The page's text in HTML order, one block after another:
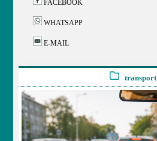
FACEBOOK
WHATSAPP
E-MAIL
transport